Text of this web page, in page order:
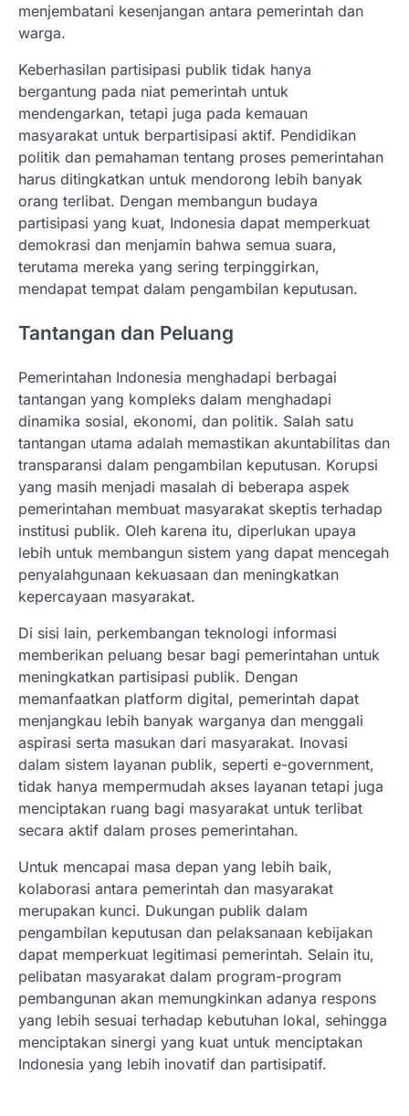
menjembatani kesenjangan antara pemerintah dan
warga.
Keberhasilan partisipasi publik tidak hanya
bergantung pada niat pemerintah untuk
mendengarkan, tetapi juga pada kemauan
masyarakat untuk berpartisipasi aktif. Pendidikan
politik dan pemahaman tentang proses pemerintahan
harus ditingkatkan untuk mendorong lebih banyak
orang terlibat. Dengan membangun budaya
partisipasi yang kuat, Indonesia dapat memperkuat
demokrasi dan menjamin bahwa semua suara,
terutama mereka yang sering terpinggirkan,
mendapat tempat dalam pengambilan keputusan.
Tantangan dan Peluang
Pemerintahan Indonesia menghadapi berbagai
tantangan yang kompleks dalam menghadapi
dinamika sosial, ekonomi, dan politik. Salah satu
tantangan utama adalah memastikan akuntabilitas dan
transparansi dalam pengambilan keputusan. Korupsi
yang masih menjadi masalah di beberapa aspek
pemerintahan membuat masyarakat skeptis terhadap
institusi publik. Oleh karena itu, diperlukan upaya
lebih untuk membangun sistem yang dapat mencegah
penyalahgunaan kekuasaan dan meningkatkan
kepercayaan masyarakat.
Di sisi lain, perkembangan teknologi informasi
memberikan peluang besar bagi pemerintahan untuk
meningkatkan partisipasi publik. Dengan
memanfaatkan platform digital, pemerintah dapat
menjangkau lebih banyak warganya dan menggali
aspirasi serta masukan dari masyarakat. Inovasi
dalam sistem layanan publik, seperti e-government,
tidak hanya mempermudah akses layanan tetapi juga
menciptakan ruang bagi masyarakat untuk terlibat
secara aktif dalam proses pemerintahan.
Untuk mencapai masa depan yang lebih baik,
kolaborasi antara pemerintah dan masyarakat
merupakan kunci. Dukungan publik dalam
pengambilan keputusan dan pelaksanaan kebijakan
dapat memperkuat legitimasi pemerintah. Selain itu,
pelibatan masyarakat dalam program-program
pembangunan akan memungkinkan adanya respons
yang lebih sesuai terhadap kebutuhan lokal, sehingga
menciptakan sinergi yang kuat untuk menciptakan
Indonesia yang lebih inovatif dan partisipatif.